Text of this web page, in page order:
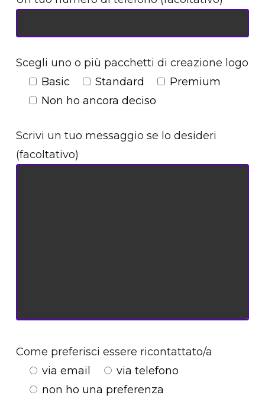
Scegli uno o più pacchetti di creazione logo
Basic
Standard
Premium
Non ho ancora deciso
Scrivi un tuo messaggio se lo desideri
(facoltativo)
Come preferisci essere ricontattato/a
via email
via telefono
non ho una preferenza